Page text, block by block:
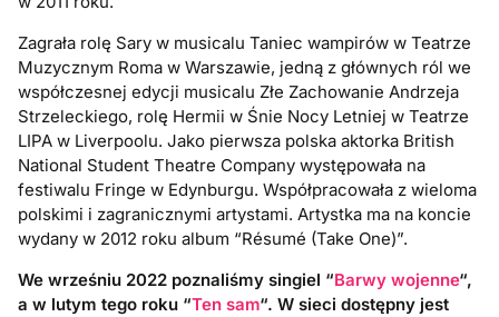
Zagrała rolę Sary w musicalu Taniec wampirów w Teatrze
Muzycznym Roma w Warszawie, jedną z głównych ról we
współczesnej edycji musicalu Złe Zachowanie Andrzeja
Strzeleckiego, rolę Hermii w Śnie Nocy Letniej w Teatrze
LIPA w Liverpoolu. Jako pierwsza polska aktorka British
National Student Theatre Company występowała na
festiwalu Fringe w Edynburgu. Współpracowała z wieloma
polskimi i zagranicznymi artystami. Artystka ma na koncie
wydany w 2012 roku album “Résumé (Take One)”.
We wrześniu 2022 poznaliśmy singiel “Barwy wojenne“,
a w lutym tego roku “Ten sam“. W sieci dostępny jest